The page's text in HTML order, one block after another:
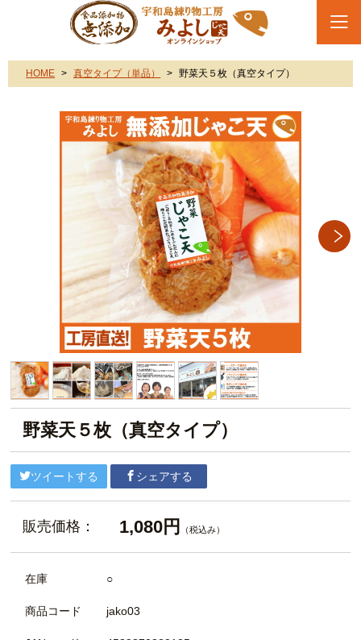
HOME 真空タイプ（単品） 野菜天５枚（真空タイプ）
野菜天５枚（真空タイプ）
ツイートする シェアする
販売価格： 1,080円 （税込み）
在庫 ○
商品コード jako03